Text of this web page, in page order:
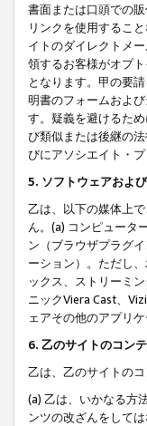
書面または口頭での
リンクを使用するこ
イトのダイレクトメ
領するお客様がオプ
となります。甲の要
明書のフォームおよ
す。疑義を避けるた
び類似または後継の
びにアソシエイト・
5. ソフトウェアおよ
乙は、以下の媒体上
ん。(a) コンピュータ
ン（ブラウザプラグ
ーション）。ただし
ックス、ストリーミ
ニックViera Cast、
ェアその他のアプリケ
6. 乙のサイトのコン
乙は、乙のサイトの
(a) 乙は、いかなる方
ンツの改ざんをして